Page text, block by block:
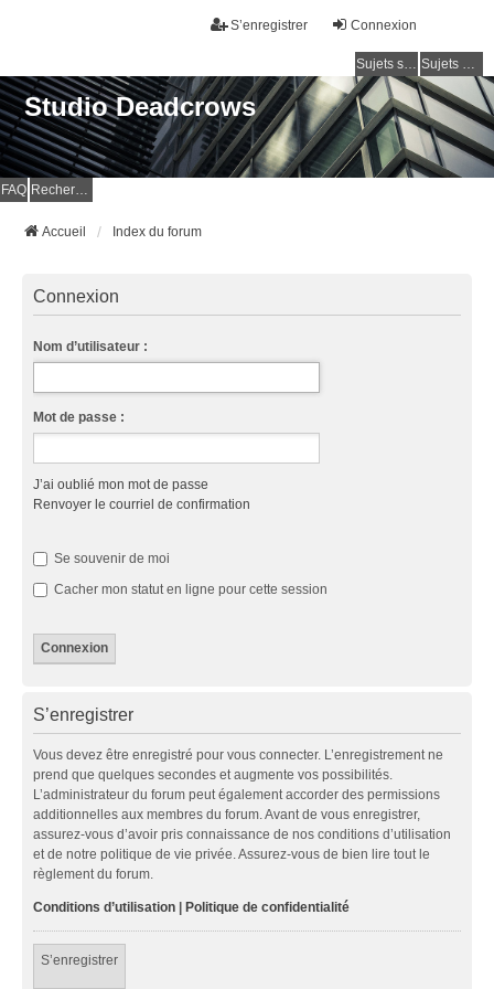
Connexion
S’enregistrer
Sujets sans réponse Sujets actifs
Studio Deadcrows
FAQ Rechercher
Accueil Index du forum
Connexion
Nom d’utilisateur :
Mot de passe :
J’ai oublié mon mot de passe
Renvoyer le courriel de confirmation
Se souvenir de moi
Cacher mon statut en ligne pour cette session
S’enregistrer
Vous devez être enregistré pour vous connecter. L’enregistrement ne
prend que quelques secondes et augmente vos possibilités.
L’administrateur du forum peut également accorder des permissions
additionnelles aux membres du forum. Avant de vous enregistrer,
assurez-vous d’avoir pris connaissance de nos conditions d’utilisation
et de notre politique de vie privée. Assurez-vous de bien lire tout le
règlement du forum.
Conditions d’utilisation | Politique de confidentialité
S’enregistrer